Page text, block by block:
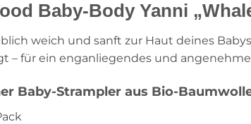
Baby-Body Yanni
weich und sanft zur Haut deines
– für ein enganliegendes und
Baby-Strampler aus Bio-